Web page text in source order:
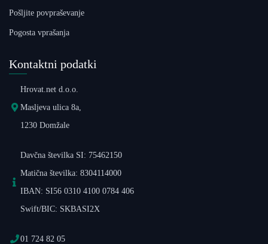
Pošljite povpraševanje
Pogosta vprašanja
Kontaktni podatki
Hrovat.net d.o.o.
Masljeva ulica 8a,
1230 Domžale
Davčna številka SI: 75462150
Matična številka: 8304114000
IBAN: SI56 0310 4100 0784 406
Swift/BIC: SKBASI2X
01 724 82 05